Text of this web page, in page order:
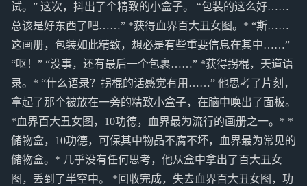
试。” 这次，抖出了个精致的小盒子。 “包装的这么好……
总该是好东西了吧……” *获得血界百大丑女图。* “斯……
这画册，包装如此精致，想必是有些重要信息在其中……”
“呕！” “没事，还有最后一个包裹……” *获得拐棍，天道语
录。* “什么语录？拐棍的话感觉有用……” 他思考了片刻，
拿起了那个被放在一旁的精致小盒子，在脑中唤出了面板。
*血界百大丑女图，10功德，血界最为流行的画册之一。* *
储物盒，10功德，可保其中物品不腐不坏，血界最为常见的
储物盒。* 几乎没有任何思考，他从盒中拿出了百大丑女
图，丢到了半空中。 *回收完成，失去血界百大丑女图，功